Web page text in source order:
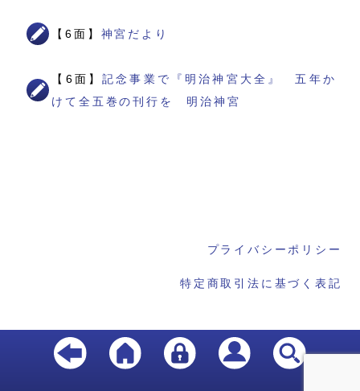
【6面】 神宮だより
【6面】記念事業で『明治神宮大全』 五年か
けて全五巻の刊行を 明治神宮
プライバシーポリシー
特定商取引法に基づく表記